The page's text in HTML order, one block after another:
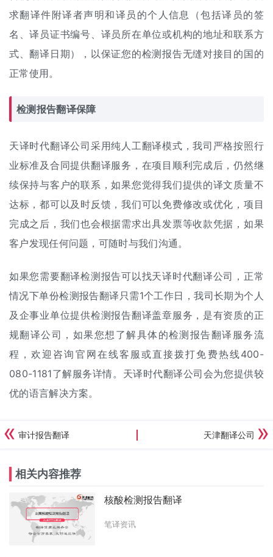
求翻译件附译者声明和译员的个人信息（包括译员的签
名、译员证书编号、译员所在单位或机构的地址和联系方
式、翻译日期），以保证您的检测报告无缝对接目的国的
正常使用。
检测报告翻译保障
天译时代翻译公司采用纯 人工翻译模式，我司严格按照行
业标准及合同提供翻译服务，在项目顺利完成后，仍然继
续保持与客户的联系，如果您觉得我们提供的译文质量不
达标，都可以及时反馈，我们可以免费修改或优化，项目
完成之后，我们也会根据需求出具发票等收款凭据，如果
客户发现任何问题，可随时与我们沟通。
如果您需要翻译检测报告可以找天译时代翻译公司，正常
情况下单份检测报告翻译只需1个工作日，我司长期为个人
及企事业单位提供检测报告翻译盖章服务，是有资质的正
规翻译公司，如果您想了解具体的检测报告翻译服务流
程，欢迎咨询官网在线客服或直接拨打免费热线400-
080-1181了解服务详情。天译时代翻译公司会为您提供较
优的语言解决方案。
审计报告翻译 天津翻译公司
相关内容推荐
核酸检测报告翻译
笔译资讯